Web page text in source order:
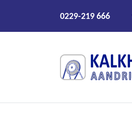
0229-219 666